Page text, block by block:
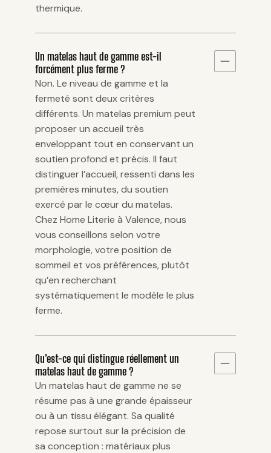
thermique.
Un matelas haut de gamme est-il
forcément plus ferme ?
Non. Le niveau de gamme et la
fermeté sont deux critères
différents. Un matelas premium peut
proposer un accueil très
enveloppant tout en conservant un
soutien profond et précis. Il faut
distinguer l’accueil, ressenti dans les
premières minutes, du soutien
exercé par le cœur du matelas.
Chez Home Literie à Valence, nous
vous conseillons selon votre
morphologie, votre position de
sommeil et vos préférences, plutôt
qu’en recherchant
systématiquement le modèle le plus
ferme.
Qu’est-ce qui distingue réellement un
matelas haut de gamme ?
Un matelas haut de gamme ne se
résume pas à une grande épaisseur
ou à un tissu élégant. Sa qualité
repose surtout sur la précision de
sa conception : matériaux plus